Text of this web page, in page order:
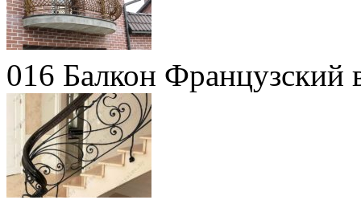
016 Балкон Французский